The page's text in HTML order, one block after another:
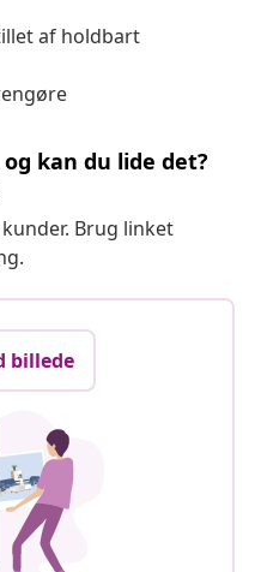
af holdbart
kan du lide det?
Brug linket
billede